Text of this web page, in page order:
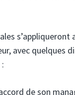
s’appliqueront
avec quelques
de son